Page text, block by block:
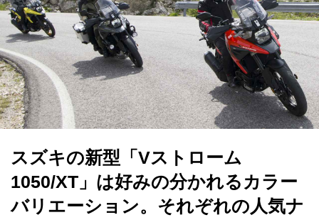
スズキの新型「Vストローム
1050/XT」は好みの分かれるカラー
バリエーション。それぞれの人気ナ